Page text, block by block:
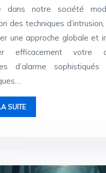
dans notre société
des techniques
une approche globale et
efficacement votre
d’alarme
SUITE